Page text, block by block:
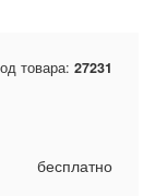
товара: 27231
бесплатно